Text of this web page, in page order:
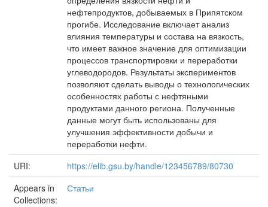
нефтепродуктов, добываемых в Припятском
прогибе. Исследование включает анализ
влияния температуры и состава на вязкость,
что имеет важное значение для оптимизации
процессов транспортировки и переработки
углеводородов. Результаты экспериментов
позволяют сделать выводы о технологических
особенностях работы с нефтяными
продуктами данного региона. Полученные
данные могут быть использованы для
улучшения эффективности добычи и
переработки нефти.
URI:
https://elib.gsu.by/handle/123456789/80730
Appears in
Collections:
Статьи